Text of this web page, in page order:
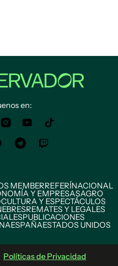
en:
MEMBERREFERÍNACIONAL
Y EMPRESASAGRO
CULTURA Y ESPECTÁCULOS
REMATES Y LEGALES
PUBLICACIONES
ESPAÑAESTADOS UNIDOS
Políticas de Privacidad